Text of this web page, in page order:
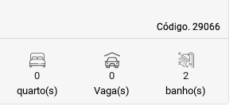
Código. 29066
Código. 29066
0
quarto(s)
0
Vaga(s)
2
banho(s)